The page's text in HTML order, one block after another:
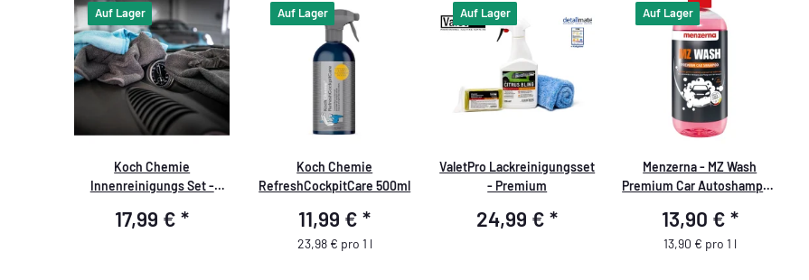
Auf Lager
Koch Chemie
Innenreinigungs Set -
17,99 €*
Auf Lager
Koch Chemie
RefreshCockpitCare 500ml
11,99 €*
23,98 € pro 1 l
Auf Lager
ValetPro Lackreinigungsset
- Premium
24,99 €*
Auf Lager
Menzerna - MZ Wash
Premium Car Autoshampoo
13,90 € *
13,90 € pro 1 l